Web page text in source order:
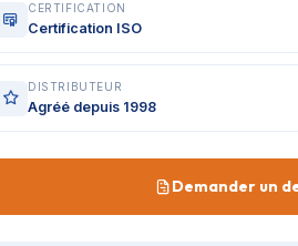
CERTIFICATION
Certification ISO
DISTRIBUTEUR
Agréé depuis 1998
Demander un